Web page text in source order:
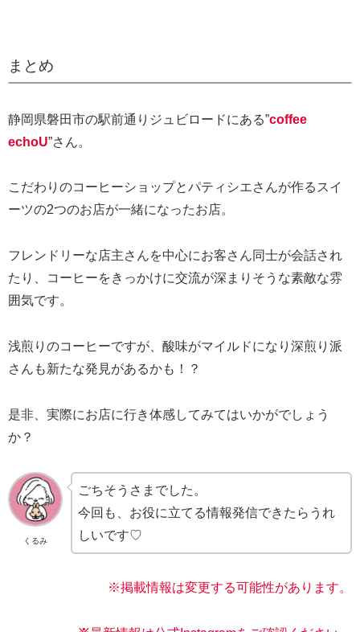
まとめ
静岡県磐田市の駅前通りジュビロードにある”coffee
echoU”さん。
こだわりのコーヒーショップとパティシエさんが作るスイ
ーツの2つのお店が一緒になったお店。
フレンドリーな店主さんを中心にお客さん同士が会話され
たり、コーヒーをきっかけに交流が深まりそうな素敵な雰
囲気です。
浅煎りのコーヒーですが、酸味がマイルドになり深煎り派
さんも新たな発見があるかも！？
是非、実際にお店に行き体感してみてはいかがでしょう
か？
くるみ
ごちそうさまでした。
今回も、お役に立てる情報発信できたらうれ
しいです♡
※掲載情報は変更する可能性があります。